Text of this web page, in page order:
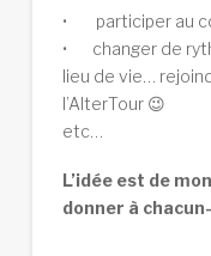
• participer au
• changer de
lieu de vie…
l’AlterTour 😉
etc…
L’idée est de
donner à